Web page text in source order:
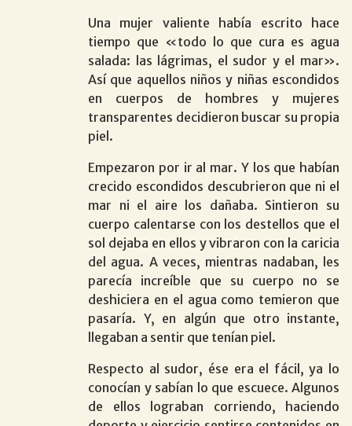
Una mujer valiente había escrito hace
tiempo que «todo lo que cura es agua
salada: las lágrimas, el sudor y el mar».
Así que aquellos niños y niñas escondidos
en cuerpos de hombres y mujeres
transparentes decidieron buscar su propia
piel.
Empezaron por ir al mar. Y los que habían
crecido escondidos descubrieron que ni el
mar ni el aire los dañaba. Sintieron su
cuerpo calentarse con los destellos que el
sol dejaba en ellos y vibraron con la caricia
del agua. A veces, mientras nadaban, les
parecía increíble que su cuerpo no se
deshiciera en el agua como temieron que
pasaría. Y, en algún que otro instante,
llegaban a sentir que tenían piel.
Respecto al sudor, ése era el fácil, ya lo
conocían y sabían lo que escuece. Algunos
de ellos lograban corriendo, haciendo